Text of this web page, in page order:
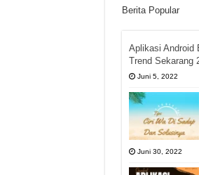
Berita Popular
Aplikasi Android
Trend Sekarang
Juni 5, 2022
Juni 30, 2022